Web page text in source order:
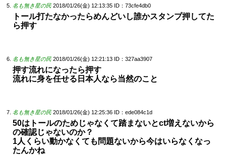
名も無き星の民 2018/01/26(金) 12:13:35 ID：73cfe4db0
トール打たなかったらめんどいし誰かスタンプ押してた
ら押す
名も無き星の民 2018/01/26(金) 12:21:13 ID：327aa3907
押す流れになったら押す
流れに身を任せる日本人なら当然のこと
名も無き星の民 2018/01/26(金) 12:25:36 ID：ede084c1d
50はトールのためじゃなくて踏まないとct増えないから
の確認じゃないのか？
1人くらい動かなくても問題ないから今はいらなくなっ
たんかね